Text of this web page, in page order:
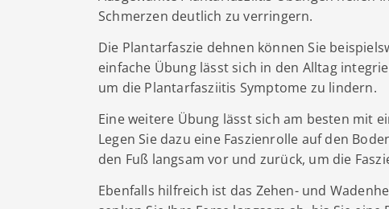
Schmerzen deutlich zu verringern.
Die Plantarfaszie dehnen können Sie
einfache Übung lässt sich in den Alltag
um die Plantarfasziitis Symptome zu lindern.
Eine weitere Übung lässt sich am besten mit
Legen Sie dazu eine Faszienrolle auf den
den Fuß langsam vor und zurück, um die
Ebenfalls hilfreich ist das Zehen- und